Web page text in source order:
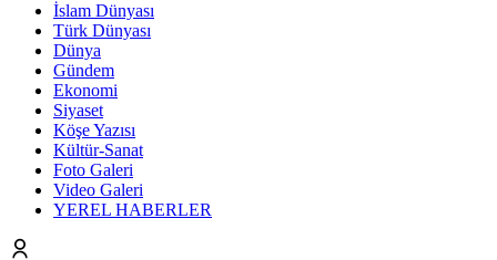
İslam Dünyası
Türk Dünyası
Dünya
Gündem
Ekonomi
Siyaset
Köşe Yazısı
Kültür-Sanat
Foto Galeri
Video Galeri
YEREL HABERLER